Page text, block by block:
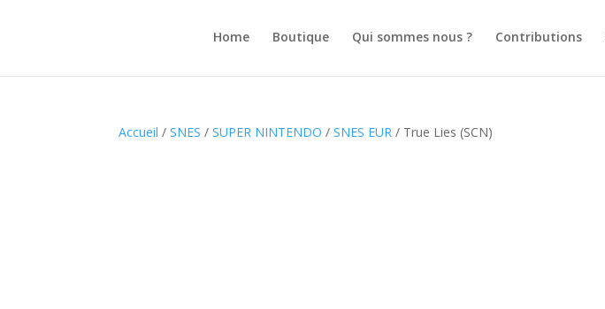
Home Boutique Qui sommes nous ? Contributions
Accueil /SNES /SUPER NINTENDO /SNES EUR / True Lies (SCN)